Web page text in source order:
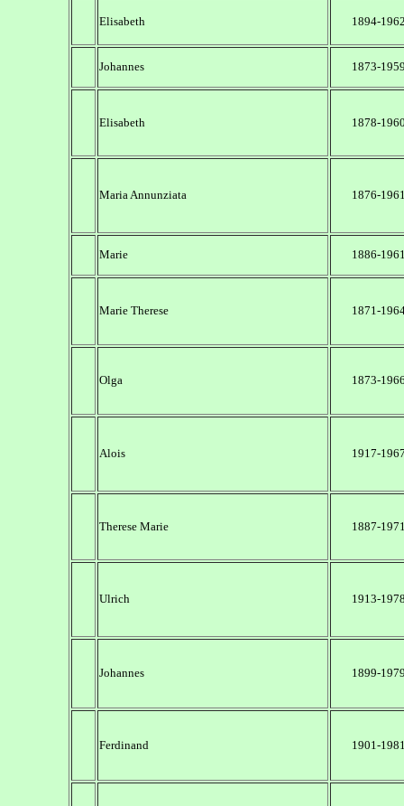
Elisabeth 1894-
Johannes 1873-
Elisabeth 1878-
Maria Annunziata 1876-
Marie 1886-
Marie Therese 1871-
Olga 1873-
Alois 1917-
Therese Marie 1887-
Ulrich 1913-
Johannes 1899-
Ferdinand 1901-